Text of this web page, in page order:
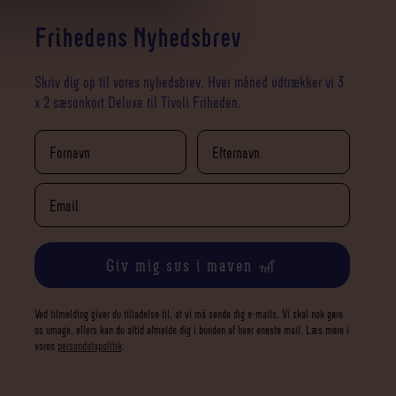
Frihedens Nyhedsbrev
Skriv dig op til vores nyhedsbrev. Hver måned udtrækker vi 3
x 2 sæsonkort Deluxe til Tivoli Friheden.
Giv mig sus i maven 🎢
Ved tilmelding giver du tilladelse til, at vi må sende dig e-mails. Vi skal nok gøre
os umage, ellers kan du altid afmelde dig i bunden af hver eneste mail. Læs mere i
vores persondatapolitik.